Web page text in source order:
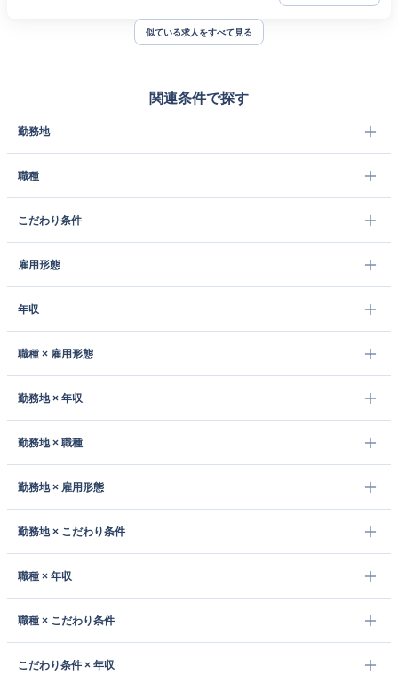
似ている求人をすべて見る
関連条件で探す
勤務地
職種
こだわり条件
雇用形態
年収
職種 × 雇用形態
勤務地 × 年収
勤務地 × 職種
勤務地 × 雇用形態
勤務地 × こだわり条件
職種 × 年収
職種 × こだわり条件
こだわり条件 × 年収